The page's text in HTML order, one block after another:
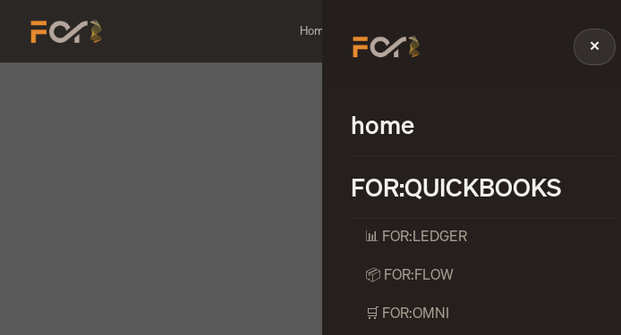
✕
home
FOR:QUICKBOOKS
📊 FOR:LEDGER
📦 FOR:FLOW
🛒 FOR:OMNI
Home FOR:QUICKBOOKS ▾ Registri IVA